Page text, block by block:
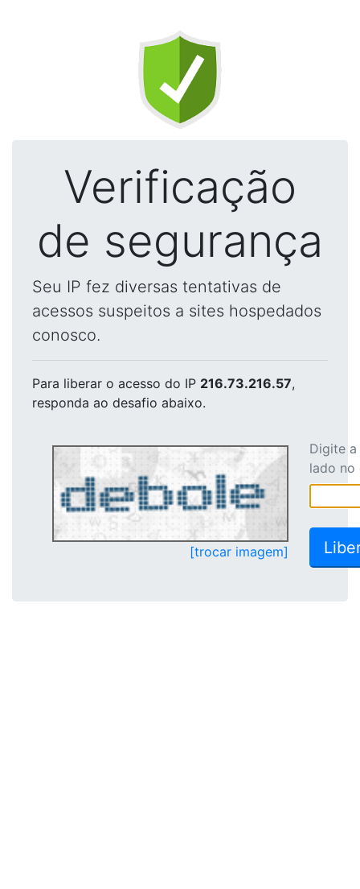
Verificação
de segurança
Seu IP fez diversas tentativas de
acessos suspeitos a sites hospedados
conosco.
Para liberar o acesso do IP 216.73.216.57,
responda ao desafio abaixo.
[trocar imagem]
Digite
lado no